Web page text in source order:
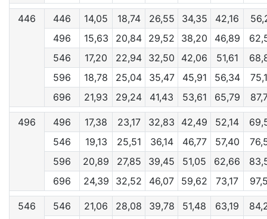
446 446 14,05 18,74 26,55 34,35 42,16
496
15,63 20,84 29,52 38,20 46,89
546
17,20 22,94 32,50 42,06 51,61
596
18,78 25,04 35,47 45,91 56,34
696
21,93 29,24 41,43 53,61 65,79
496 496 17,38 23,17 32,83 42,49 52,14
546
19,13 25,51 36,14 46,77 57,40
596
20,89 27,85 39,45 51,05 62,66
696
24,39 32,52 46,07 59,62 73,17
546 546 21,06 28,08 39,78 51,48 63,19